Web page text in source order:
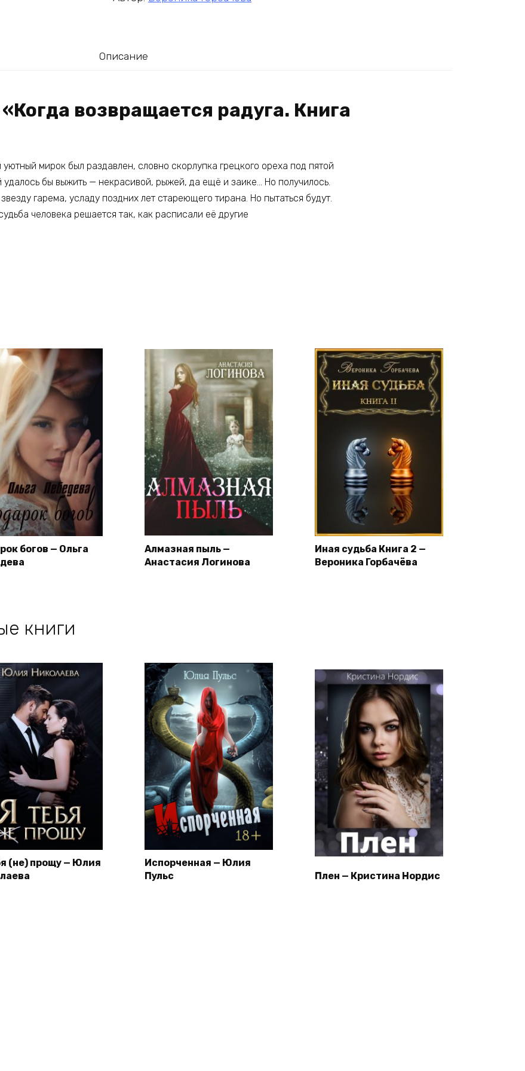
Описание
возвращается радуга. Книга
уютный мирок был раздавлен, словно скорлупка грецкого ореха под пятой
удалось бы выжить — некрасивой, рыжей, да ещё и заике… Но получилось.
гарема, усладу поздних лет стареющего тирана. Но пытаться будут.
человека решается так, как расписали её другие
богов — Ольга
Алмазная пыль —
Анастасия Логинова
Иная судьба Книга 2 —
Вероника Горбачёва
книги
(не) прощу — Юлия
Испорченная — Юлия
Пульс
Плен — Кристина Нордис